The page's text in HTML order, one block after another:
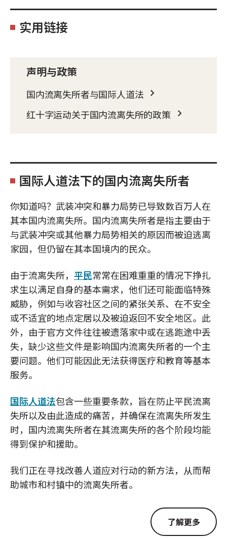
实用链接
声明与政策
国内流离失所者与国际人道法
红十字运动关于国内流离失所的政策
国际人道法下的国内流离失所者
你知道吗？武装冲突和暴力局势已导致数百万人在
其本国内流离失所。国内流离失所者是指主要由于
与武装冲突或其他暴力局势相关的原因而被迫逃离
家园，但仍留在其本国境内的民众。
由于流离失所， 平民常常在困难重重的情况下挣扎
求生以满足自身的基本需求，他们还可能面临特殊
威胁，例如与收容社区之间的紧张关系、在不安全
或不适宜的地点定居以及被迫返回不安全地区。此
外，由于官方文件往往被遗落家中或在逃跑途中丢
失，缺少这些文件是影响国内流离失所者的一个主
要问题。他们可能因此无法获得医疗和教育等基本
服务。
国际人道法包含一些重要条款，旨在防止平民流离
失所以及由此造成的痛苦，并确保在流离失所发生
时，国内流离失所者在其流离失所的各个阶段均能
得到保护和援助。
我们正在寻找改善人道应对行动的新方法，从而帮
助城市和村镇中的流离失所者。
了解更多